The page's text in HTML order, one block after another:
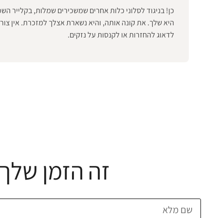
כן! בניגוד לסלוני כלות אחרים שמשכירים שמלות, בקלייר
היא שלך. את קונה אותה, והיא נשארת אצלך למזכרת. אין
לדאוג להחזרות או לקנסות על נזקים.
זה הזמן